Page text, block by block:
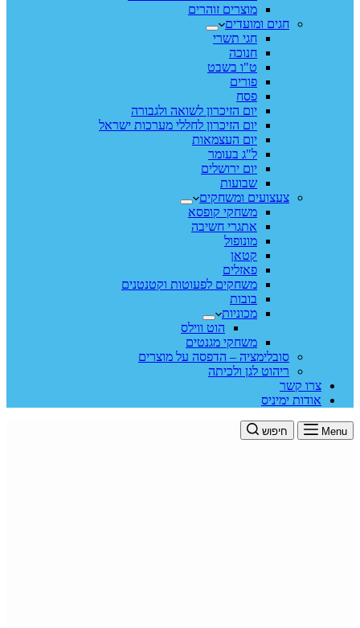
מוצרים זוהרים
חגים ומועדים
חגי תשרי
חנוכה
ט"ו בשבט
פורים
פסח
יום הזיכרון לשואה ולגבורה
יום הזיכרון לחללי מערכות ישראל
יום העצמאות
ל"ג בעומר
יום ירושלים
שבועות
צעצועים ומשחקים
משחקי קופסא
אתגרי חשיבה
מונופול
קטאן
פאזלים
משחקים לפעוטות וקטנטנים
בובות
מכוניות
הוט ווילס
משחקי מגנטים
סובלימציה – הדפסה על מוצרים
ריהוט לגן ולכיתה
צרו קשר
אודות ימיניס
Menu חיפוש